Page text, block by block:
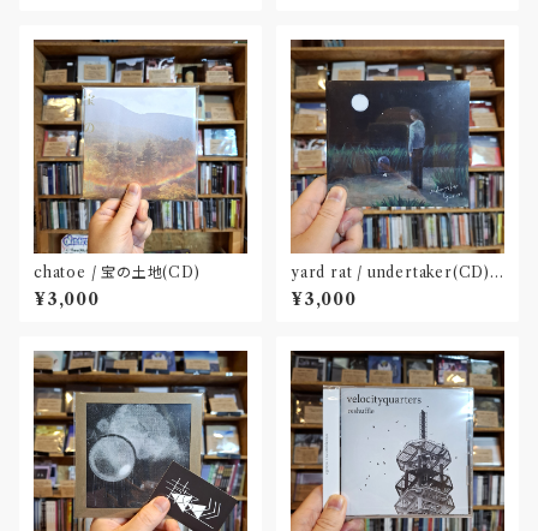
chatoe / 宝の土地(CD)
¥3,000
yard rat / undertaker(CD)
〝熊本〟
¥3,000